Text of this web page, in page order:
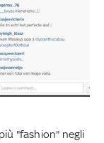
"fashion" negli